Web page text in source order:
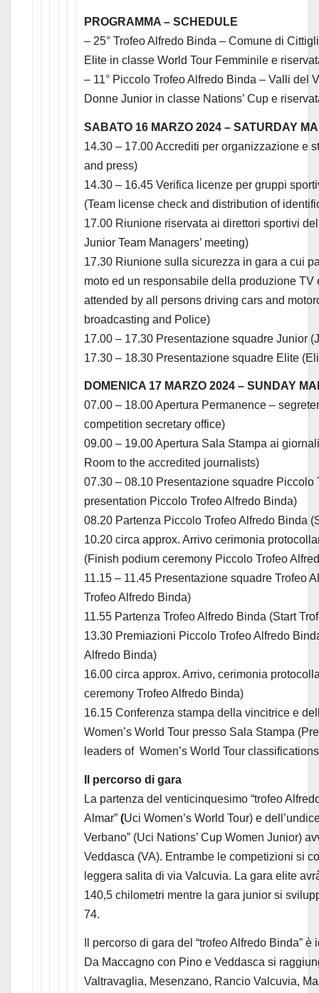
PROGRAMMA – SCHEDULE
– 25° Trofeo Alfredo Binda – Comune di
Elite in classe World Tour Femminile e
– 11° Piccolo Trofeo Alfredo Binda – Valli del
Donne Junior in classe Nations’ Cup e
SABATO 16 MARZO 2024 – SATURDAY
14.30 – 17.00 Accrediti per organizzazione e
and press)
14.30 – 16.45 Verifica licenze per gruppi
(Team license check and distribution of
17.00 Riunione riservata ai direttori sportivi
Junior Team Managers’ meeting)
17.30 Riunione sulla sicurezza in gara a cui
moto ed un responsabile della produzione
attended by all persons driving cars and
broadcasting and Police)
17.00 – 17.30 Presentazione squadre Junior
17.30 – 18.30 Presentazione squadre Elite
DOMENICA 17 MARZO 2024 – SUNDAY
07.00 – 18.00 Apertura Permanence –
competition secretary office)
09.00 – 19.00 Apertura Sala Stampa ai
Room to the accredited journalists)
07.30 – 08.10 Presentazione squadre Piccolo
presentation Piccolo Trofeo Alfredo Binda)
08.20 Partenza Piccolo Trofeo Alfredo Binda
10.20 circa approx. Arrivo cerimonia
(Finish podium ceremony Piccolo Trofeo
11.15 – 11.45 Presentazione squadre Trofeo
Trofeo Alfredo Binda)
11.55 Partenza Trofeo Alfredo Binda (Start
13.30 Premiazioni Piccolo Trofeo Alfredo
Alfredo Binda)
16.00 circa approx. Arrivo, cerimonia
ceremony Trofeo Alfredo Binda)
16.15 Conferenza stampa della vincitrice e
Women’s World Tour presso Sala Stampa
leaders of Women’s World Tour
Il percorso di gara
La partenza del venticinquesimo “trofeo
Almar”(Uci Women’s World Tour) e
Verbano” (Uci Nations’ Cup Women Junior)
Veddasca (VA). Entrambe le competizioni si
leggera salita di via Valcuvia. La gara elite
140,5 chilometri mentre la gara junior si
74.
Il percorso di gara del “trofeo Alfredo Binda”
Da Maccagno con Pino e Veddasca si
Valtravaglia, Mesenzano, Rancio Valcuvia,